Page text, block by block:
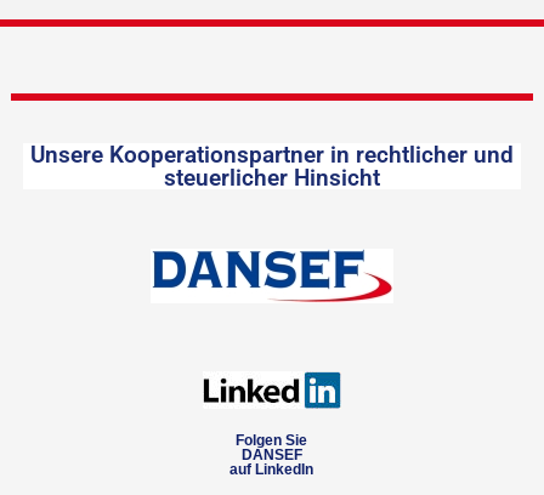
Unsere Kooperationspartner in rechtlicher und
steuerlicher Hinsicht
Folgen Sie
DANSEF
auf LinkedIn